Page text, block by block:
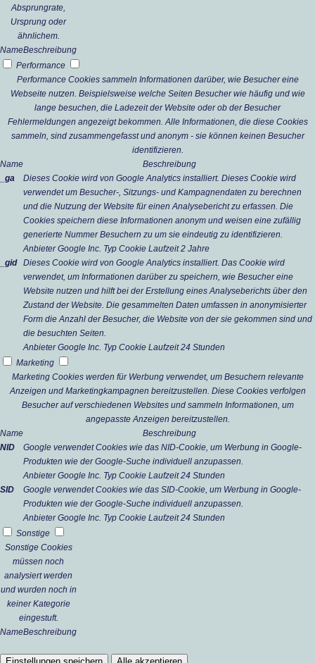
Absprungrate,
Ursprung oder
ähnlichem.
NameBeschreibung
Performance
Performance Cookies sammeln Informationen darüber, wie Besucher eine
Webseite nutzen. Beispielsweise welche Seiten Besucher wie häufig und wie
lange besuchen, die Ladezeit der Website oder ob der Besucher
Fehlermeldungen angezeigt bekommen. Alle Informationen, die diese Cookies
sammeln, sind zusammengefasst und anonym - sie können keinen Besucher
identifizieren.
Name
Beschreibung
_ga
Dieses Cookie wird von Google Analytics installiert. Dieses Cookie wird
verwendet um Besucher-, Sitzungs- und Kampagnendaten zu berechnen
und die Nutzung der Website für einen Analysebericht zu erfassen. Die
Cookies speichern diese Informationen anonym und weisen eine zufällig
generierte Nummer Besuchern zu um sie eindeutig zu identifizieren.
Anbieter Google Inc. Typ Cookie Laufzeit 2 Jahre
_gid
Dieses Cookie wird von Google Analytics installiert. Das Cookie wird
verwendet, um Informationen darüber zu speichern, wie Besucher eine
Website nutzen und hilft bei der Erstellung eines Analyseberichts über den
Zustand der Website. Die gesammelten Daten umfassen in anonymisierter
Form die Anzahl der Besucher, die Website von der sie gekommen sind und
die besuchten Seiten.
Anbieter Google Inc. Typ Cookie Laufzeit 24 Stunden
Marketing
Marketing Cookies werden für Werbung verwendet, um Besuchern relevante
Anzeigen und Marketingkampagnen bereitzustellen. Diese Cookies verfolgen
Besucher auf verschiedenen Websites und sammeln Informationen, um
angepasste Anzeigen bereitzustellen.
Name
Beschreibung
NID
Google verwendet Cookies wie das NID-Cookie, um Werbung in Google-
Produkten wie der Google-Suche individuell anzupassen.
Anbieter Google Inc. Typ Cookie Laufzeit 24 Stunden
SID
Google verwendet Cookies wie das SID-Cookie, um Werbung in Google-
Produkten wie der Google-Suche individuell anzupassen.
Anbieter Google Inc. Typ Cookie Laufzeit 24 Stunden
Sonstige
Sonstige Cookies
müssen noch
analysiert werden
und wurden noch in
keiner Kategorie
eingestuft.
NameBeschreibung